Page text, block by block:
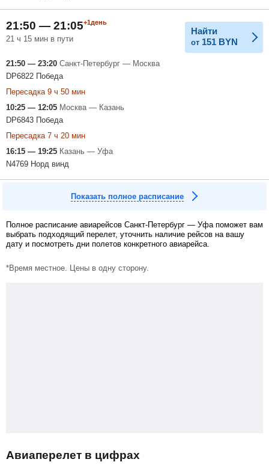
21:50 — 21:05+1день
21 ч 15 мин в пути
Найти
от 151 BYN
21:50 — 23:20 Санкт-Петербург — Москва
DP6822 Победа
Пересадка 9 ч 50 мин
10:25 — 12:05 Москва — Казань
DP6843 Победа
Пересадка 7 ч 20 мин
16:15 — 19:25 Казань — Уфа
N4769 Норд винд
Показать полное расписание
Полное расписание авиарейсов Санкт-Петербург — Уфа поможет вам
выбрать подходящий перелет, уточнить наличие рейсов на вашу
дату и посмотреть дни полетов конкретного авиарейса.
*Время местное. Цены в одну сторону.
Авиаперелет в цифрах